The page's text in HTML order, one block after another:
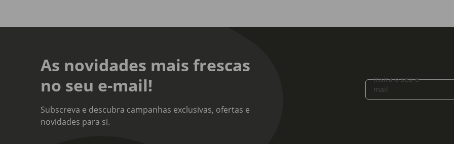
As novidades mais frescas
no seu e-mail!
Subscreva e descubra campanhas exclusivas, ofertas e
novidades para si.
Insira o seu e-
mail